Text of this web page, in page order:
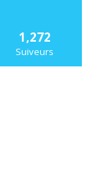
1,272
Suiveurs